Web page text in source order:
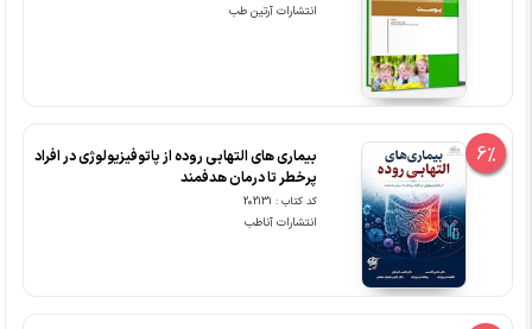
انتشارات آرتین طب
6%
بیماری های التهابی روده از پاتوفیزیولوژی در افراد
پرخطر تا درمان هدفمند
کد کتاب : 202131
انتشارات آناطب